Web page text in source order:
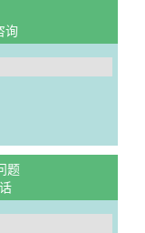
询
题